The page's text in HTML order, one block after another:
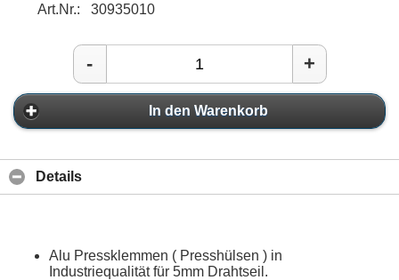
Art.Nr.:
30935010
- +
In den Warenkorb
Details
Alu Pressklemmen ( Presshülsen ) in
Industriequalität für 5mm Drahtseil.